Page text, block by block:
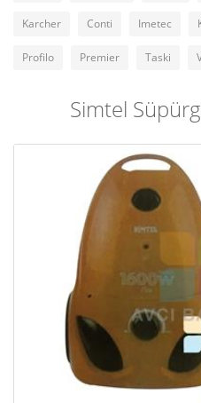
Karcher Conti Imetec
Profilo Premier Taski
Simtel